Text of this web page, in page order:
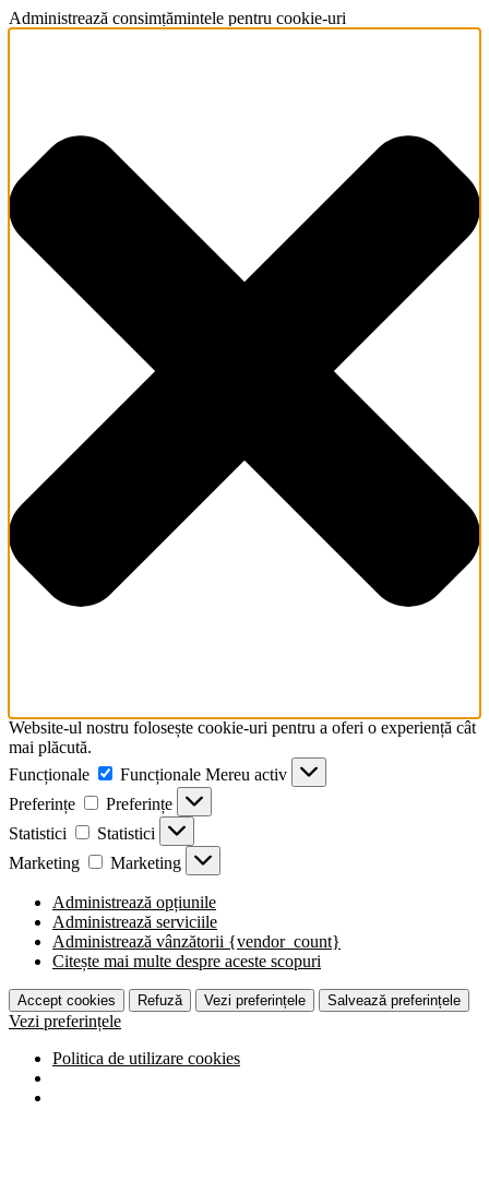
Administrează consimțămintele pentru cookie-uri
Website-ul nostru folosește cookie-uri pentru a oferi o experiență cât
mai plăcută.
Funcționale
Funcționale Mereu activ
Preferințe
Preferințe
Statistici
Statistici
Marketing
Marketing
Administrează opțiunile
Administrează serviciile
Administrează vânzătorii {vendor_count}
Citește mai multe despre aceste scopuri
Accept cookies Refuză Vezi preferințele Salvează preferințele
Vezi preferințele
Politica de utilizare cookies